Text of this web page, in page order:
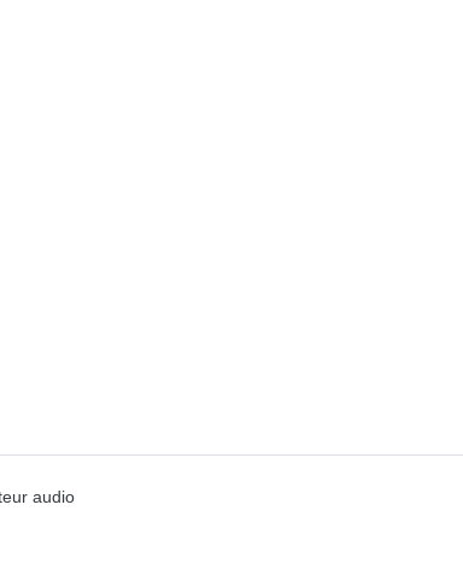
audio